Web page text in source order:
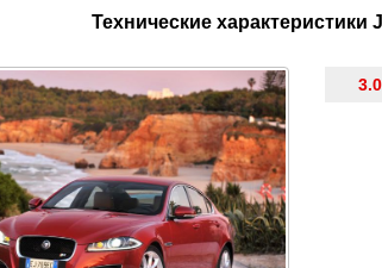
Технические характеристики